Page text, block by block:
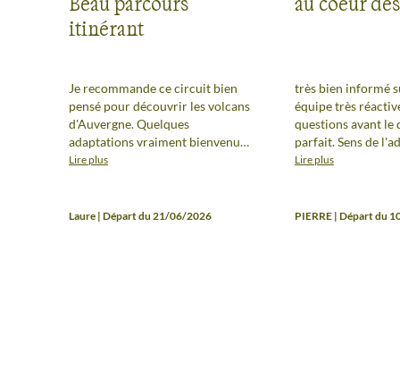
itinérant
Je recommande ce circuit bien
pensé pour découvrir les volcans
d'Auvergne. Quelques
adaptations vraiment bienvenues
ont été apportées par le guide
caniculaire. De très bonnes
Lire plus
Laure | Départ du 21/06/2026
très bien informé
équipe très
questions avant le
parfait. Sens de
inormations,
Excellente
Lire plus
PIERRE | Départ du